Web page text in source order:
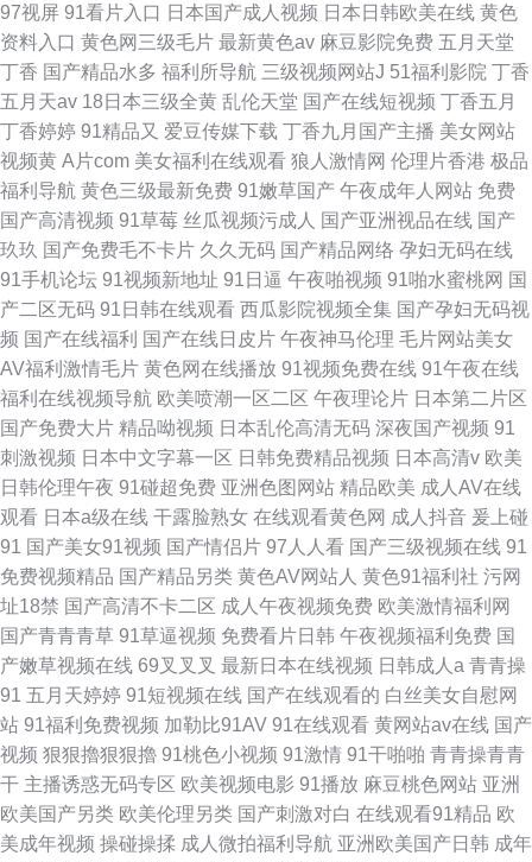
97视屏 91看片入口 日本国产成人视频 日本日韩欧美在线 黄色
资料入口 黄色网三级毛片 最新黄色av 麻豆影院免费 五月天堂
丁香 国产精品水多 福利所导航 三级视频网站J 51福利影院 丁香
五月天av 18日本三级全黄 乱伦天堂 国产在线短视频 丁香五月
丁香婷婷 91精品又 爱豆传媒下载 丁香九月国产主播 美女网站
视频黄 A片com 美女福利在线观看 狼人激情网 伦理片香港 极品
福利导航 黄色三级最新免费 91嫩草国产 午夜成年人网站 免费
国产高清视频 91草莓 丝瓜视频污成人 国产亚洲视品在线 国产
玖玖 国产免费毛不卡片 久久无码 国产精品网络 孕妇无码在线
91手机论坛 91视频新地址 91日逼 午夜啪视频 91啪水蜜桃网 国
产二区无码 91日韩在线观看 西瓜影院视频全集 国产孕妇无码视
频 国产在线福利 国产在线日皮片 午夜神马伦理 毛片网站美女
AV福利激情毛片 黄色网在线播放 91视频免费在线 91午夜在线
福利在线视频导航 欧美喷潮一区二区 午夜理论片 日本第二片区
国产免费大片 精品呦视频 日本乱伦高清无码 深夜国产视频 91
刺激视频 日本中文字幕一区 日韩免费精品视频 日本高清v 欧美
日韩伦理午夜 91碰超免费 亚洲色图网站 精品欧美 成人AV在线
观看 日本a级在线 干露脸熟女 在线观看黄色网 成人抖音 爰上碰
91 国产美女91视频 国产情侣片 97人人看 国产三级视频在线 91
免费视频精品 国产精品另类 黄色AV网站人 黄色91福利社 污网
址18禁 国产高清不卡二区 成人午夜视频免费 欧美激情福利网
国产青青青草 91草逼视频 免费看片日韩 午夜视频福利免费 国
产嫩草视频在线 69叉叉叉 最新日本在线视频 日韩成人a 青青操
91 五月天婷婷 91短视频在线 国产在线观看的 白丝美女自慰网
站 91福利免费视频 加勒比91AV 91在线观看 黄网站av在线 国产
视频 狠狠擼狠狠擼 91桃色小视频 91激情 91干啪啪 青青操青青
干 主播诱惑无码专区 欧美视频电影 91播放 麻豆桃色网站 亚洲
欧美国产另类 欧美伦理另类 国产刺激对白 在线观看91精品 欧
美成年视频 操碰操揉 成人微拍福利导航 亚洲欧美国产日韩 成年